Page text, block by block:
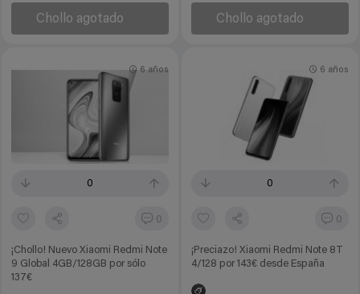
Chollo agotado Chollo agotado
0
0
¡Chollo! Nuevo Xiaomi Redmi Note
9 Global 4GB/128GB por sólo
137€
6 años
0
0
¡Preciazo! Xiaomi Redmi Note 8T
4/128 por 143€ desde España
6 años